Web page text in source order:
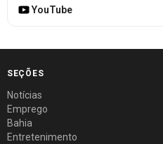
YouTube
SEÇÕES
Notícias
Emprego
Bahia
Entretenimento